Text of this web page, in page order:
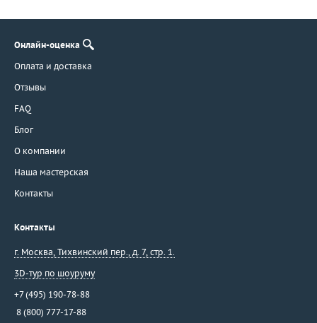
Онлайн-оценка
Оплата и доставка
Отзывы
FAQ
Блог
О компании
Наша мастерская
Контакты
Контакты
г. Москва, Тихвинский пер., д. 7, стр. 1.
3D-тур по шоуруму
+7 (495) 190-78-88
8 (800) 777-17-88